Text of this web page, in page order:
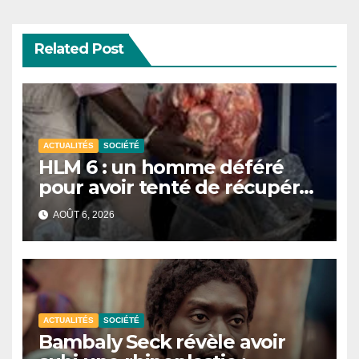
Related Post
ACTUALITÉS SOCIÉTÉ
HLM 6 : un homme déféré
pour avoir tenté de récupérer
et revendre de la viande
impropre à la consommation
AOÛT 6, 2026
ACTUALITÉS SOCIÉTÉ
Bambaly Seck révèle avoir